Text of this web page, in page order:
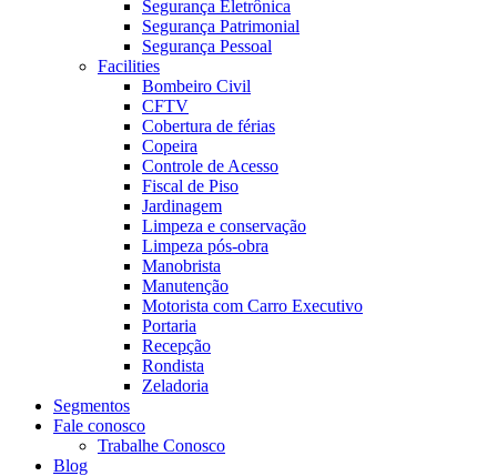
Segurança Eletrônica
Segurança Patrimonial
Segurança Pessoal
Facilities
Bombeiro Civil
CFTV
Cobertura de férias
Copeira
Controle de Acesso
Fiscal de Piso
Jardinagem
Limpeza e conservação
Limpeza pós-obra
Manobrista
Manutenção
Motorista com Carro Executivo
Portaria
Recepção
Rondista
Zeladoria
Segmentos
Fale conosco
Trabalhe Conosco
Blog